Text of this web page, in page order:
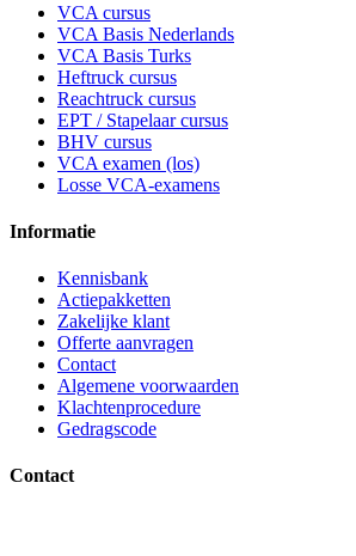
VCA cursus
VCA Basis Nederlands
VCA Basis Turks
Heftruck cursus
Reachtruck cursus
EPT / Stapelaar cursus
BHV cursus
VCA examen (los)
Losse VCA-examens
Informatie
Kennisbank
Actiepakketten
Zakelijke klant
Offerte aanvragen
Contact
Algemene voorwaarden
Klachtenprocedure
Gedragscode
Contact